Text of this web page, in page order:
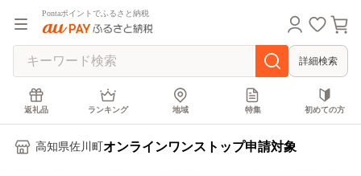
Pontaポイントでふるさと納税
詳細検索
返礼品 ランキング 地域 特集 初めての方
高知県佐川町 オンラインワンストップ申請対象